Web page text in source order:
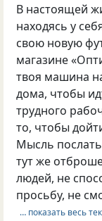
В настоящей
находясь у
свою новую
магазине
твоя машина
дома, чтобы
трудного
то, чтобы
Мысль
тут же
людей, не
просьбу, не
… показать весь